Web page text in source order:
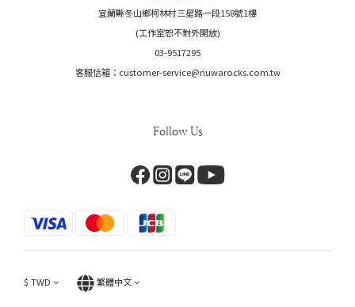
宜蘭縣冬山鄉柯林村三星路一段158號1樓
(工作室恕不對外開放)
03-9517295
客服信箱：customer-service@nuwarocks.com.tw
Follow Us
$ TWD 繁體中文